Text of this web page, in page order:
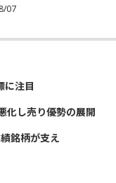
07
に注目
化し売り優勢の展開
銘柄が支え